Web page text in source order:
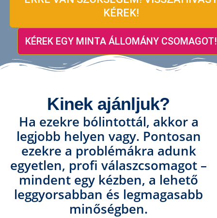
KÉREK!
KÉREK EGY MINTA ÁLLOMÁNY CSOMAGOT!
Kinek ajánljuk?
Ha ezekre bólintottál, akkor a
legjobb helyen vagy. Pontosan
ezekre a problémákra adunk
egyetlen, profi válaszcsomagot –
mindent egy kézben, a lehető
leggyorsabban és legmagasabb
minőségben.